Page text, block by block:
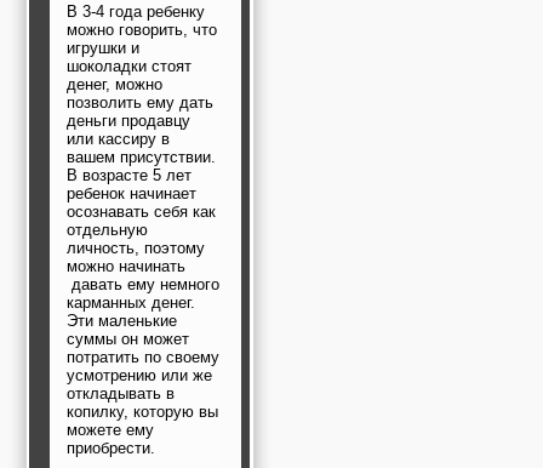
В 3-4 года ребенку
можно говорить, что
игрушки и
шоколадки стоят
денег, можно
позволить ему дать
деньги продавцу
или кассиру в
вашем присутствии.
В возрасте 5 лет
ребенок начинает
осознавать себя как
отдельную
личность, поэтому
можно начинать
давать ему немного
карманных денег.
Эти маленькие
суммы он может
потратить по своему
усмотрению или же
откладывать в
копилку, которую вы
можете ему
приобрести.